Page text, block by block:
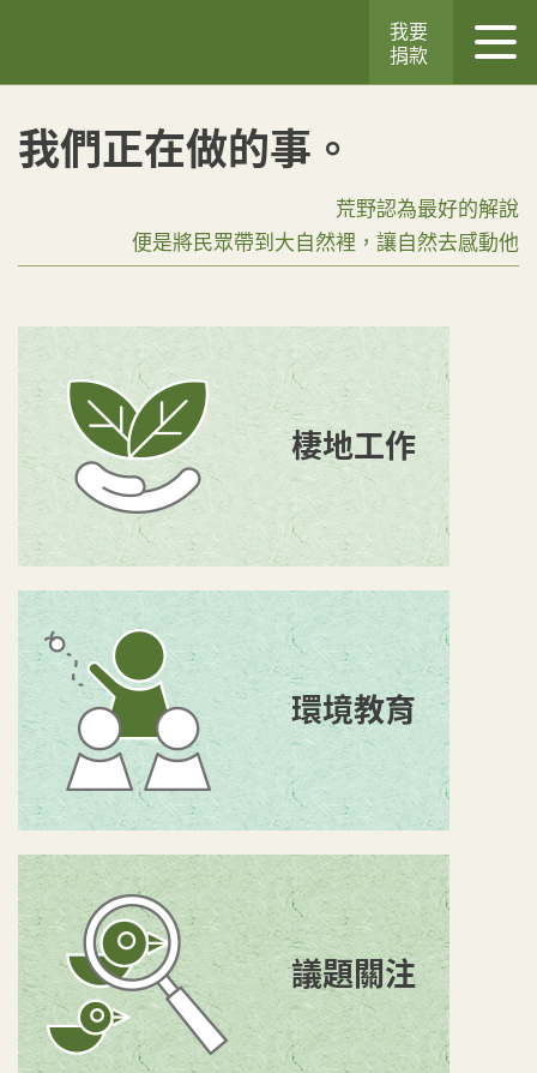
我要
捐款
我們正在做的事。
荒野認為最好的解說
便是將民眾帶到大自然裡，讓自然去感動他
棲地工作
環境教育
議題關注